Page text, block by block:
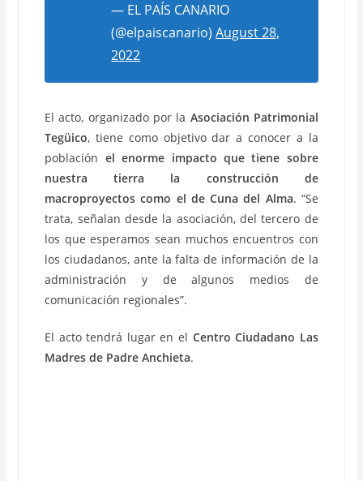
— EL PAÍS CANARIO
(@elpaiscanario)August 28,
2022
El acto, organizado por la Asociación Patrimonial
Tegüico, tiene como objetivo dar a conocer a la
población el enorme impacto que tiene sobre
nuestra tierra la construcción de
macroproyectos como el de Cuna del Alma. “Se
trata, señalan desde la asociación, del tercero de
los que esperamos sean muchos encuentros con
los ciudadanos, ante la falta de información de la
administración y de algunos medios de
comunicación regionales”.
El acto tendrá lugar en el Centro Ciudadano Las
Madres de Padre Anchieta.